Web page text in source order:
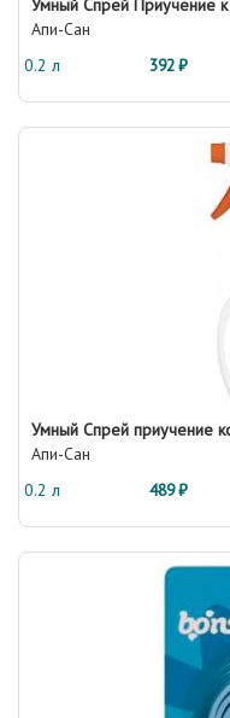
Умный Спрей Приучение
Апи-Сан
0.2 л
392 ₽
Умный Спрей приучение
Апи-Сан
0.2 л
489 ₽